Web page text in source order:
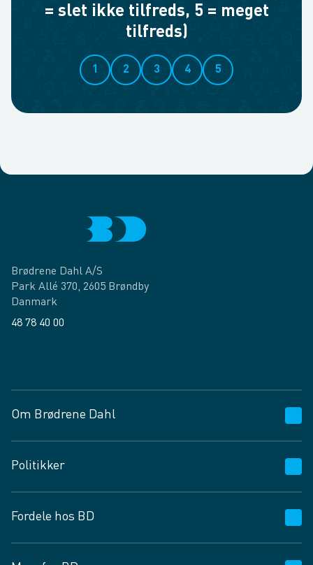
= slet ikke tilfreds, 5 = meget
tilfreds)
1 2 3 4 5
Brødrene Dahl A/S
Park Allé 370, 2605 Brøndby
Danmark
48 78 40 00
Om Brødrene Dahl
Vagttelefon 30 10 89 89
Spørgsmål og svar
Job og karriere
Fødevarekontrolrapport
Politikker
Privatlivspolitik
Cookies
Fordele hos BD